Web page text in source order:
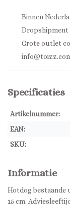
Binnen
Dropshipment
Grote outlet
Specificaties
Artikelnummer:
EAN:
SKU:
Informatie
Hotdog bestaande
15 cm.